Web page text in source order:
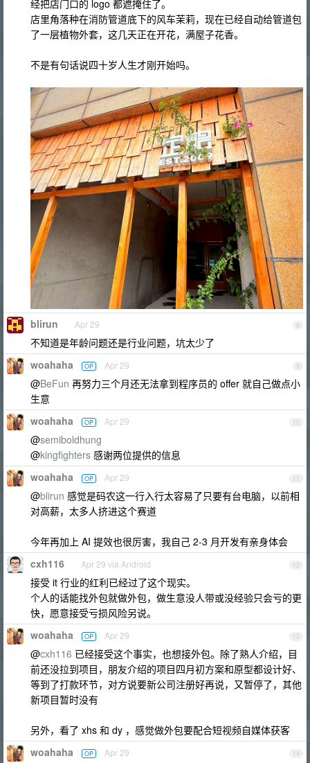
经把店门口的 logo 都遮掩住了。
店里角落种在消防管道底下的风车茉莉，现在已经自动给管道包
了一层植物外套，这几天正在开花，满屋子花香。
不是有句话说四十岁人生才刚开始吗。
8
blirun Apr 29
不知道是年龄问题还是行业问题，坑太少了
9
woahaha OP Apr 29
@BeFun 再努力三个月还无法拿到程序员的 offer 就自己做点小
生意
10
woahaha OP Apr 29
@semiboldhung
@kingfighters 感谢两位提供的信息
11
woahaha OP Apr 29
@blirun 感觉是码农这一行入行太容易了只要有台电脑，以前相
对高薪，太多人挤进这个赛道
今年再加上 AI 提效也很厉害，我自己 2-3 月开发有亲身体会
12
cxh116 Apr 29 via Android
接受 it 行业的红利已经过了这个现实。
个人的话能找外包就做外包，做生意没人带或没经验只会亏的更
快，愿意接受亏损风险另说。
13
woahaha OP Apr 29
@cxh116 已经接受这个事实，也想接外包。除了熟人介绍，目
前还没拉到项目，朋友介绍的项目四月初方案和原型都设计好、
等到了打款环节，对方说要新公司注册好再说，又暂停了，其他
新项目暂时没有
另外，看了 xhs 和 dy ，感觉做外包要配合短视频自媒体获客
14
woahaha OP Apr 29